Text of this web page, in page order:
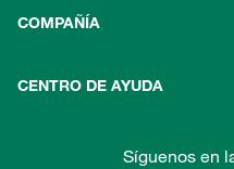
COMPAÑÍA
CENTRO DE AYUDA
Síguenos en